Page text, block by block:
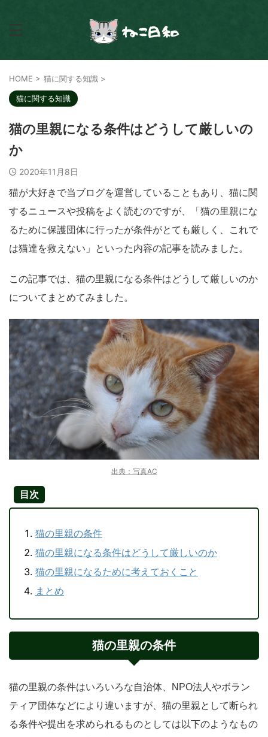
HOME > 猫に関する知識 >
猫に関する知識
猫の里親になる条件はどうして厳しいの
か
2020年11月8日
猫が大好きで当ブログを運営していることもあり、猫に関
するニュースや投稿をよく読むのですが、「猫の里親にな
るために保護団体に行ったが条件がとても厳しく、これで
は猫達を救えない」といった内容の記事を読みました。
この記事では、猫の里親になる条件はどうして厳しいのか
についてまとめてみました。
出典：写真AC
目次
猫の里親の条件
猫の里親になる条件はどうして厳しいのか
猫の里親になるために考えておくこと
まとめ
猫の里親の条件
猫の里親の条件はいろいろな自治体、NPO法人やボラン
ティア団体などにより違いますが、猫の里親として断られ
る条件や提出を求められるものとしては以下のようなもの